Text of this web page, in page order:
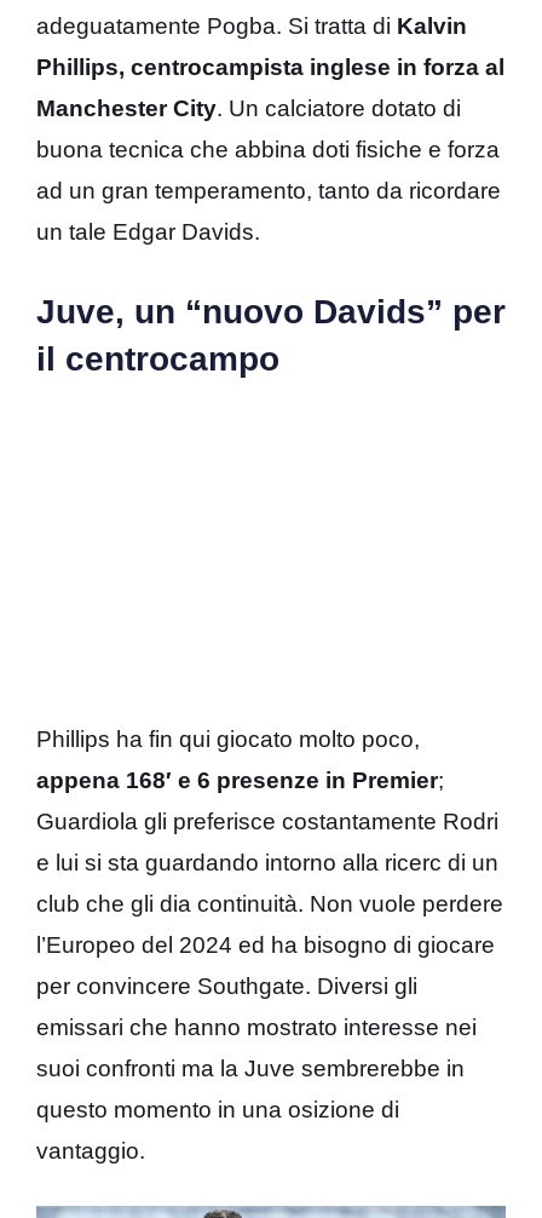
adeguatamente Pogba. Si tratta di Kalvin
Phillips, centrocampista inglese in forza al
Manchester City. Un calciatore dotato di
buona tecnica che abbina doti fisiche e forza
ad un gran temperamento, tanto da ricordare
un tale Edgar Davids.
Juve, un “nuovo Davids” per
il centrocampo
Phillips ha fin qui giocato molto poco,
appena 168′ e 6 presenze in Premier;
Guardiola gli preferisce costantamente Rodri
e lui si sta guardando intorno alla ricerc di un
club che gli dia continuità. Non vuole perdere
l’Europeo del 2024 ed ha bisogno di giocare
per convincere Southgate. Diversi gli
emissari che hanno mostrato interesse nei
suoi confronti ma la Juve sembrerebbe in
questo momento in una osizione di
vantaggio.